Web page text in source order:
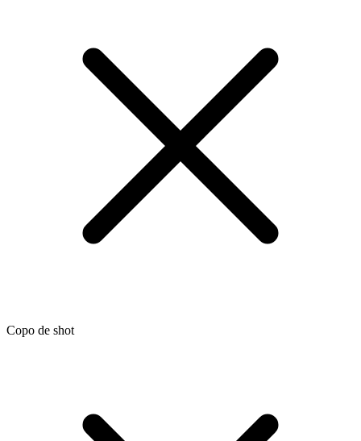
Copo de shot